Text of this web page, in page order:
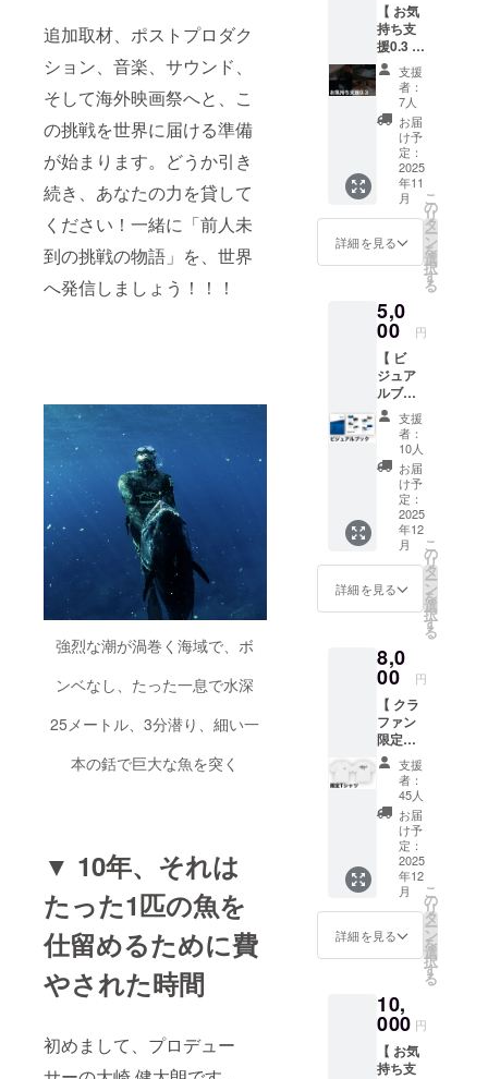
追加取材、ポストプロダク
ション、音楽、サウンド、
そして海外映画祭へと、こ
の挑戦を世界に届ける準備
が始まります。どうか引き
続き、あなたの力を貸して
ください！一緒に「前人未
到の挑戦の物語」を、世界
へ発信しましょう！！！
強烈な潮が渦巻く海域で、ボ
ンベなし、たった一息で水深
25メートル、3分潜り、細い一
本の銛で巨大な魚を突く
▼ 10年、それは
たった1匹の魚を
仕留めるために費
やされた時間
初めまして、プロデュー
【 お気
持ち支
援0.3 】
■「心を
込めた
感謝の
メー
ル」
■「待ち
受け画
像デー
タ」5枚
Mission
100の迫
力ある
ち受け
データ
にしま
す。 ・
サイ
ズ：長
辺
3216×
短編
2144
支援
者：
7人
お届
け予
定：
2025
年11
月
詳細を見る
こ
の
リ
タ
ー
ン
を
選
択
す
る
5,0
00 円
【 ビ
ジュア
ルブッ
クプラ
ン 】
■「Mis
sion100
ビジュ
アル
ブッ
ク」1冊
プロ
ジェク
トの軌
跡、メ
イ、写
真を収
録した
読み応
えのあ
るスペ
シャル
な1冊で
す。
「いい
ちこ」
のアー
トディ
レク
ション
（広告
やパッ
を含
む）で
る日本
ベリ
支援
者：
10人
お届
け予
定：
2025
年12
月
詳細を見る
こ
の
リ
タ
ー
ン
を
選
択
す
る
8,0
00 円
【 クラ
ファン
限定！T
シャツ
プラン
■「クラ
ファン
限定T
シャ
ツ」1枚
小坂薫
平が
100kg
越えの
仕留め
たこと
を記念
した、
クラ
支援
者：
45人
お届
け予
定：
2025
年12
月
詳細を見る
こ
の
リ
タ
ー
ン
を
選
択
す
る
10,
000 円
【 お気
持ち支